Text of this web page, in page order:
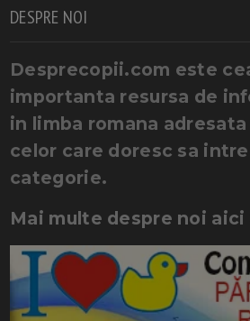
DESPRE NOI
Desprecopii.com este
importanta resursa de
in limba romana
celor care doresc sa
categorie.
Mai multe despre noi aici